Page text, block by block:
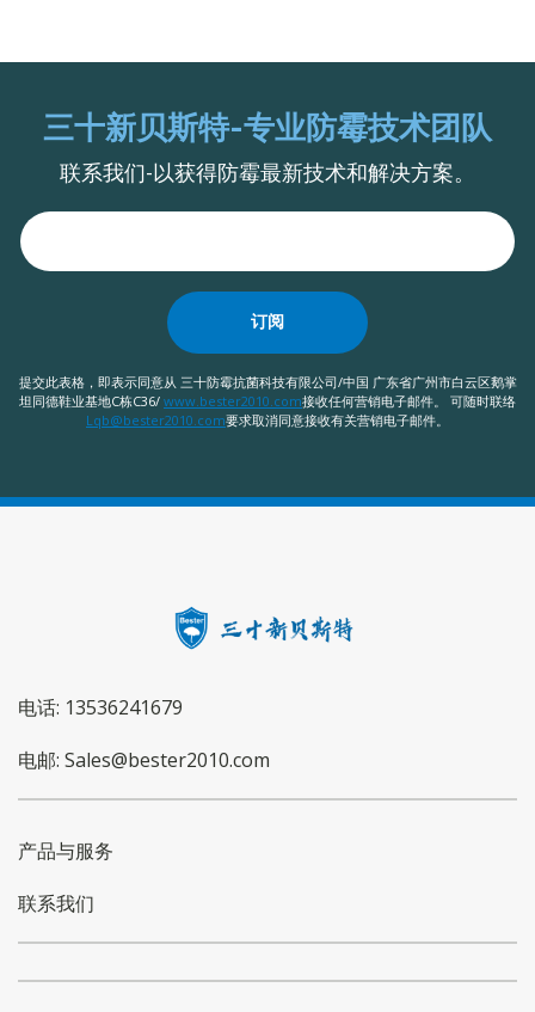
三十新贝斯特-专业防霉技术团队
联系我们-以获得防霉最新技术和解决方案。
订阅
提交此表格，即表示同意从 三十防霉抗菌科技有限公司/中国 广东省广州市白云区鹅掌
坦同德鞋业基地C栋C36/ www.bester2010.com接收任何营销电子邮件。 可随时联络
Lqb@bester2010.com要求取消同意接收有关营销电子邮件。
电话: 13536241679
电邮: Sales@bester2010.com
产品与服务
联系我们